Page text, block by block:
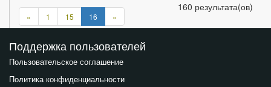
160 результата(ов)
« Предыдущая
страница
1 15 16 »
страница
Поддержка пользователей
Пользовательское соглашение
Политика конфиденциальности